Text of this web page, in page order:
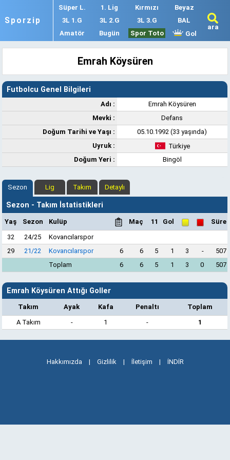
Sporzip
Süper L. 1. Lig Kırmızı
Beyaz
3L 1.G
3L 2.G 3L 3.G
BAL
Amatör
Bugün Spor Toto Gol
ara
Emrah Köysüren
Futbolcu Genel Bilgileri
Adı :
Emrah Köysüren
Mevki :
Defans
Doğum Tarihi ve Yaşı :
05.10.1992 (33 yaşında)
Uyruk :
Türkiye
Doğum Yeri :
Bingöl
Sezon Lig Takım Detaylı
Sezon - Takım İstatistikleri
Yaş Sezon Kulüp Maç 11 Gol
Süre
32
24/25
Kovancılarspor
29
21/22 Kovancılarspor 6 6 5 1 3 -
507
Toplam
6 6 5 1 3 0 507
Emrah Köysüren Attığı Goller
Takım Ayak Kafa Penaltı
Toplam
A Takım
- 1 - 1
Hakkımızda | Gizlilik | İletişim | İNDİR